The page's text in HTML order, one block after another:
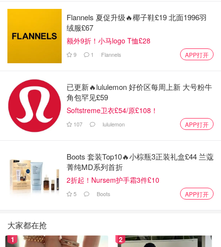
Flannels 夏促升级🔥椰子鞋£19 北面1996羽
绒服£67
额外9折！小马logo T恤£28
9 1 Flannels APP打开
已更新🔥lululemon 好价区每周上新 大号粉牛
角包罕见£59
Softstreme卫衣£54/原£108！
107 lululemon APP打开
Boots 套装Top10🔥小棕瓶3正装礼盒£44 兰蔻
菁纯MD系列首折
2折起！Nursem护手霜3件£10
5 Boots APP打开
大家都在抢
1 2